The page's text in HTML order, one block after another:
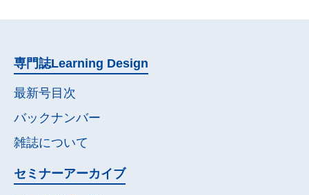
専門誌Learning Design
最新号目次
バックナンバー
雑誌について
セミナーアーカイブ